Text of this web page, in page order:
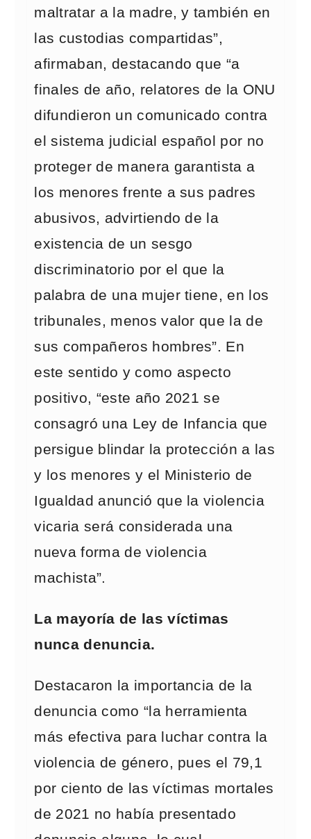
maltratar a la madre, y también en
las custodias compartidas”,
afirmaban, destacando que “a
finales de año, relatores de la ONU
difundieron un comunicado contra
el sistema judicial español por no
proteger de manera garantista a
los menores frente a sus padres
abusivos, advirtiendo de la
existencia de un sesgo
discriminatorio por el que la
palabra de una mujer tiene, en los
tribunales, menos valor que la de
sus compañeros hombres”. En
este sentido y como aspecto
positivo, “este año 2021 se
consagró una Ley de Infancia que
persigue blindar la protección a las
y los menores y el Ministerio de
Igualdad anunció que la violencia
vicaria será considerada una
nueva forma de violencia
machista”.
La mayoría de las víctimas
nunca denuncia.
Destacaron la importancia de la
denuncia como “la herramienta
más efectiva para luchar contra la
violencia de género, pues el 79,1
por ciento de las víctimas mortales
de 2021 no había presentado